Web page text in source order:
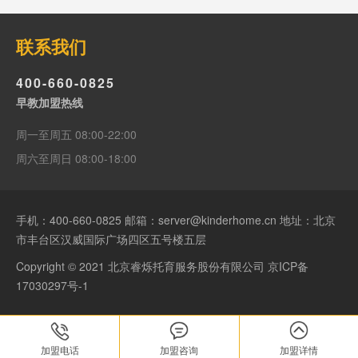
联系我们
400-660-0825
早教加盟热线
周一至周五 08:00-22:00
周六至周日 08:00-18:00
手机： 400-660-0825 邮箱：server@kinderhome.cn 地址：北京
市丰台区汉威国际广场四区五号楼五层
Copyright © 2021 北京睿烁托育服务股份有限公司 京ICP备
17030297号-1
加盟电话 加盟咨询 加盟详情